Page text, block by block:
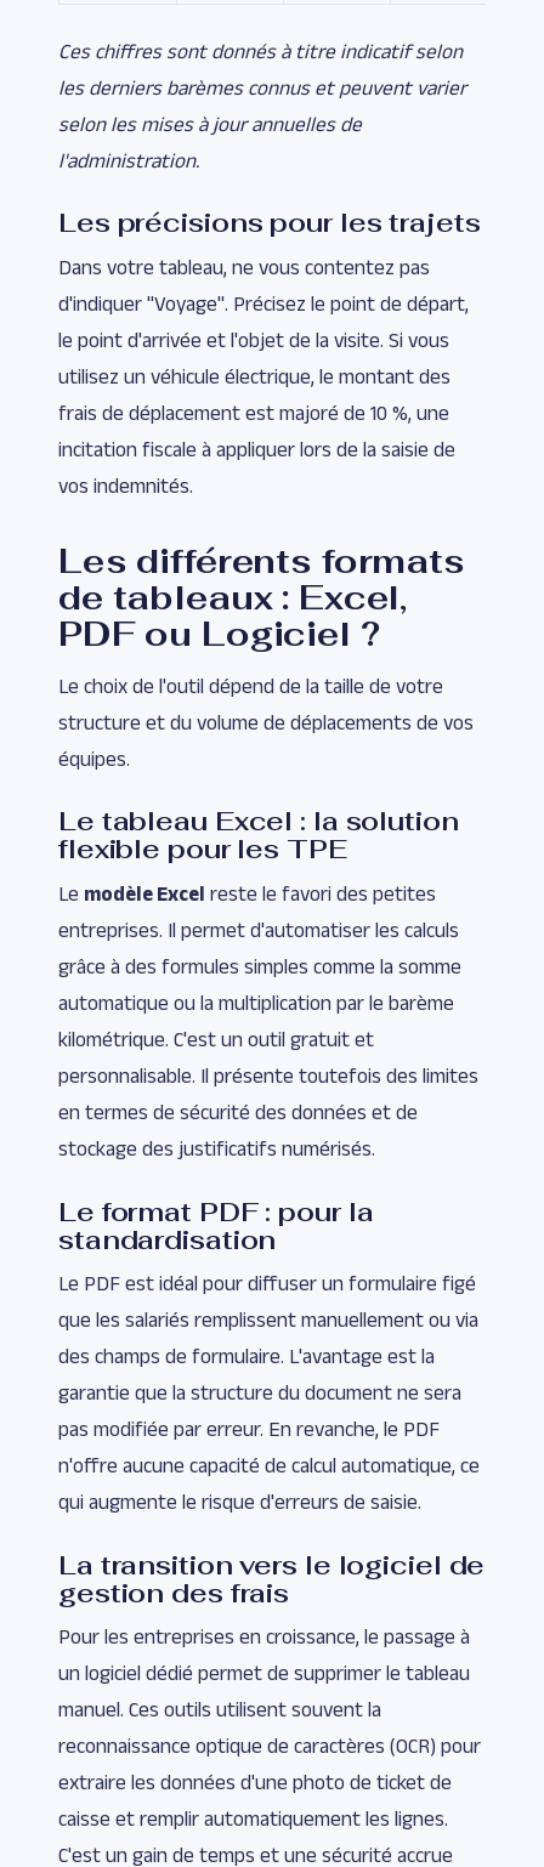
Ces chiffres sont donnés à titre indicatif selon
les derniers barèmes connus et peuvent varier
selon les mises à jour annuelles de
l'administration.
Les précisions pour les trajets
Dans votre tableau, ne vous contentez pas
d'indiquer "Voyage". Précisez le point de départ,
le point d'arrivée et l'objet de la visite. Si vous
utilisez un véhicule électrique, le montant des
frais de déplacement est majoré de 10 %, une
incitation fiscale à appliquer lors de la saisie de
vos indemnités.
Les différents formats
de tableaux : Excel,
PDF ou Logiciel ?
Le choix de l'outil dépend de la taille de votre
structure et du volume de déplacements de vos
équipes.
Le tableau Excel : la solution
flexible pour les TPE
Le modèle Excel reste le favori des petites
entreprises. Il permet d'automatiser les calculs
grâce à des formules simples comme la somme
automatique ou la multiplication par le barème
kilométrique. C'est un outil gratuit et
personnalisable. Il présente toutefois des limites
en termes de sécurité des données et de
stockage des justificatifs numérisés.
Le format PDF : pour la
standardisation
Le PDF est idéal pour diffuser un formulaire figé
que les salariés remplissent manuellement ou via
des champs de formulaire. L'avantage est la
garantie que la structure du document ne sera
pas modifiée par erreur. En revanche, le PDF
n'offre aucune capacité de calcul automatique, ce
qui augmente le risque d'erreurs de saisie.
La transition vers le logiciel de
gestion des frais
Pour les entreprises en croissance, le passage à
un logiciel dédié permet de supprimer le tableau
manuel. Ces outils utilisent souvent la
reconnaissance optique de caractères (OCR) pour
extraire les données d'une photo de ticket de
caisse et remplir automatiquement les lignes.
C'est un gain de temps et une sécurité accrue